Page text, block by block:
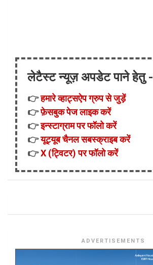
लेटैस्ट न्यूज़ अपडेट पाने हेतु -
👉हमारे व्हाट्सऐप ग्रुप से जुड़ें
👉फ़ेसबुक पेज लाइक करें
👉इन्स्टाग्राम पर फॉलो करें
👉यूट्यूब चैनल सबस्क्राइब करें
👉X (ट्विटर) पर फॉलो करें
ADVERTISEMENTS